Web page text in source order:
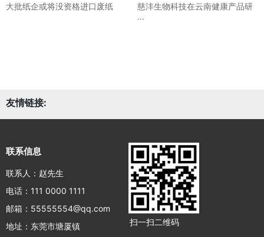
大批纸企或将没资格进口废纸
慈沣生物科技在云南健康产品研
···
友情链接:
联系信息
联系人：赵先生
电话：111 0000 1111
邮箱：55555554@qq.com
地址：东莞市塘厦镇
扫一扫二维码